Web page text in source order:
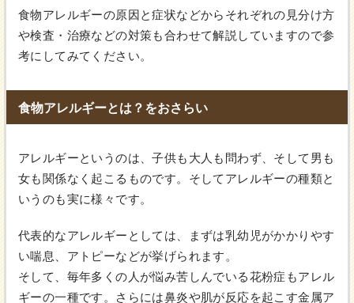
食物アレルギーの原因と症状などからそれぞれの見分け方
や検査・治療などの対策も合わせて解説していますので参
考にしてみてください。
食物アレルギーとは？をおさらい
アレルギーというのは、子供も大人も問わず、そして男も
女も関係なく起こるものです。そしてアレルギーの種類と
いうのも実に様々です。
代表的なアレルギーとしては、まずは乳幼児がかかりやす
い喘息、アトピーなどが挙げられます。
そして、毎年多くの人が悩み苦しんでいる花粉症もアレル
ギーの一種です。さらには鼻炎や肌が反応を起こす金属ア